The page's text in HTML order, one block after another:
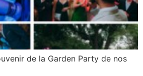
de la Garden Party de nos